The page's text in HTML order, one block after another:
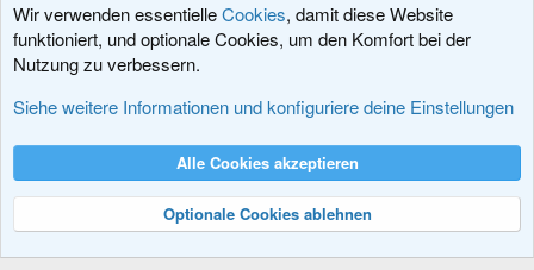
Feedback zu xenDACH
Nutzungsbedingungen Datenschutz
R
Community platform by XenForo® © 2010-2024 XenForo Ltd.
Wir verwenden essentielleCookies, damit diese Website
funktioniert, und optionale Cookies, um den Komfort bei der
Nutzung zu verbessern.
Siehe weitere Informationen und konfiguriere deine Einstellungen
Alle Cookies akzeptieren
Optionale Cookies ablehnen